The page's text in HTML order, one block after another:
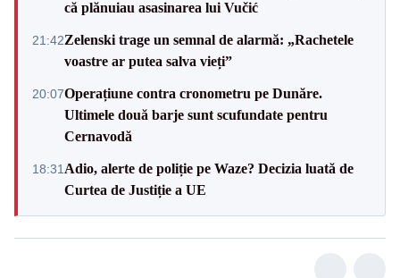
că plănuiau asasinarea lui Vučić
21:42Zelenski trage un semnal de alarmă: „Rachetele
voastre ar putea salva vieți”
20:07Operațiune contra cronometru pe Dunăre.
Ultimele două barje sunt scufundate pentru
Cernavodă
18:31 Adio, alerte de poliție pe Waze? Decizia luată de
Curtea de Justiție a UE